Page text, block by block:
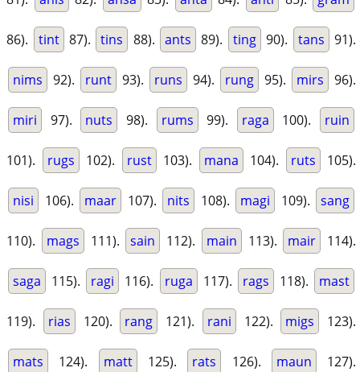
86). tint 87). tins 88). ants 89). ting 90). tans 91).
nims 92). runt 93). runs 94). rung 95). mirs 96).
miri 97). nuts 98). rums 99). raga 100). ruin
101). rugs 102). rust 103). mana 104). ruts 105).
nisi 106). maar 107). nits 108). magi 109). sang
110). mags 111). sain 112). main 113). mair 114).
saga 115). ragi 116). ruga 117). rags 118). mast
119). rias 120). rang 121). rani 122). migs 123).
mats 124). matt 125). rats 126). maun 127).